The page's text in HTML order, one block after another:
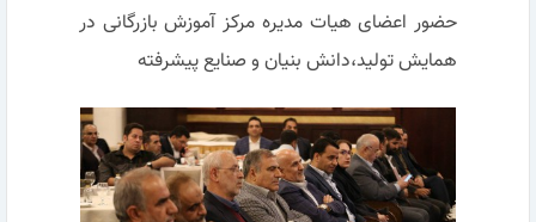
حضور اعضای هیات مدیره مرکز آموزش بازرگانی در
همایش تولید،دانش بنیان و صنایع پیشرفته